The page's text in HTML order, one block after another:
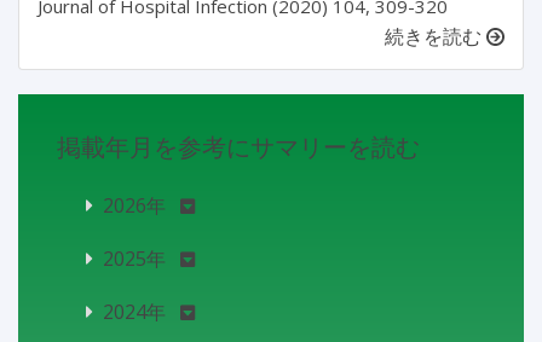
Journal of Hospital Infection (2020) 104, 309-320
続きを読む
掲載年月を参考にサマリーを読む
2026年
2025年
2024年